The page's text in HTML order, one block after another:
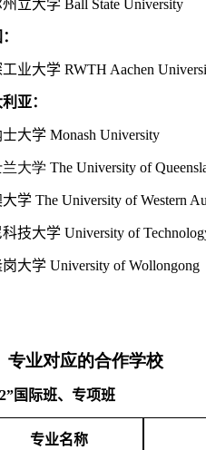
立大学 Ball State University
工业大学 RWTH Aachen
亚：
士大学 Monash University
兰大学 The University of
大学 The University of Western
技大学 University of
大学 University of Wollongong
专业对应的合作学校
”国际班、专项班
专业名称